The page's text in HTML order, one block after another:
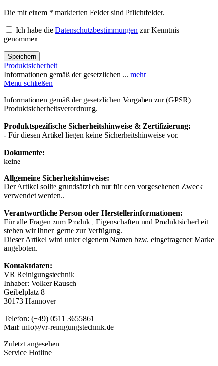
Die mit einem * markierten Felder sind Pflichtfelder.
Ich habe die Datenschutzbestimmungen zur Kenntnis
genommen.
Speichern
Produktsicherheit
Informationen gemäß der gesetzlichen ... mehr
Menü schließen
Informationen gemäß der gesetzlichen Vorgaben zur (GPSR)
Produktsicherheitsverordnung.
Produktspezifische Sicherheitshinweise & Zertifizierung:
- Für diesen Artikel liegen keine Sicherheitshinweise vor.
Dokumente:
keine
Allgemeine Sicherheitshinweise:
Der Artikel sollte grundsätzlich nur für den vorgesehenen Zweck
verwendet werden..
Verantwortliche Person oder Herstellerinformationen:
Für alle Fragen zum Produkt, Eigenschaften und Produktsicherheit
stehen wir Ihnen gerne zur Verfügung.
Dieser Artikel wird unter eigenem Namen bzw. eingetragener Marke
angeboten.
Kontaktdaten:
VR Reinigungstechnik
Inhaber: Volker Rausch
Geibelplatz 8
30173 Hannover
Telefon: (+49) 0511 3655861
Mail: info@vr-reinigungstechnik.de
Zuletzt angesehen
Service Hotline